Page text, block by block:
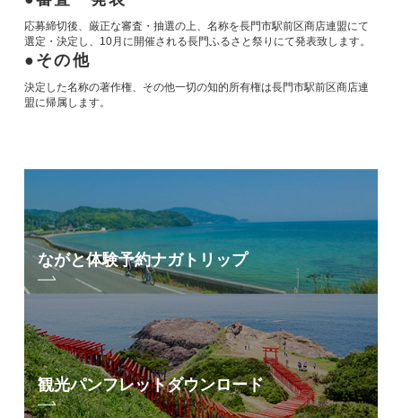
応募締切後、厳正な審査・抽選の上、名称を長門市駅前区商店連盟にて
選定・決定し、10月に開催される長門ふるさと祭りにて発表致します。
その他
決定した名称の著作権、その他一切の知的所有権は長門市駅前区商店連
盟に帰属します。
ながと体験予約ナガトリップ
観光パンフレットダウンロード